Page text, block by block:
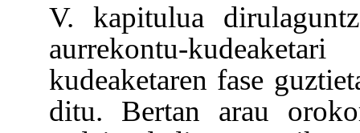
V. kapitulua
aurrekontu-
kudeaketaren fase
ditu. Bertan arau